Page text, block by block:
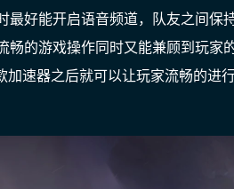
最好能开启语音频道，队友之间保
畅的游戏操作同时又能兼顾到玩家
速器之后就可以让玩家流畅的进